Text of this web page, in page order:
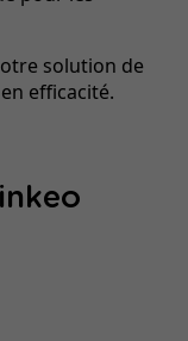
solution de
efficacité.